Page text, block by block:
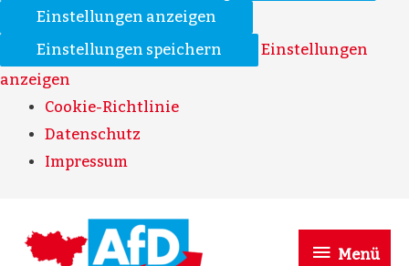
Einstellungen anzeigen
Einstellungen speichern
Einstellungen
anzeigen
Cookie-Richtlinie
Datenschutz
Impressum
Menü